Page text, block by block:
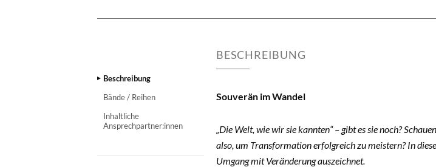
Beschreibung
Bände / Reihen
Inhaltliche
Ansprechpartner:innen
BESCHREIBUNG
Souverän im Wandel
„Die Welt, wie wir sie kannten“ – gibt es sie noch?
also, um Transformation erfolgreich zu meistern? In
Umgang mit Veränderung auszeichnet.